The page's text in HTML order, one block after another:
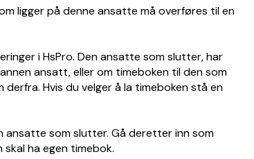
ligger på denne ansatte må overføres til en
i HsPro. Den ansatte som slutter, har
ansatt, eller om timeboken til den som
Hvis du velger å la timeboken stå en
ansatte som slutter. Gå deretter inn som
ha egen timebok.